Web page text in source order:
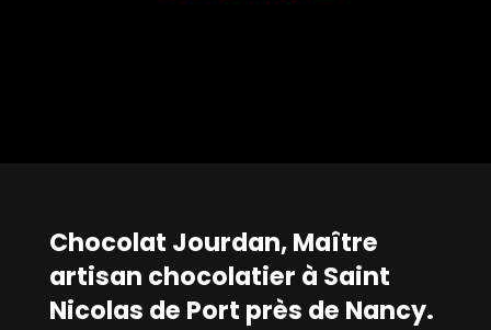
Chocolat Jourdan, Maître
artisan chocolatier à Saint
Nicolas de Port près de Nancy.